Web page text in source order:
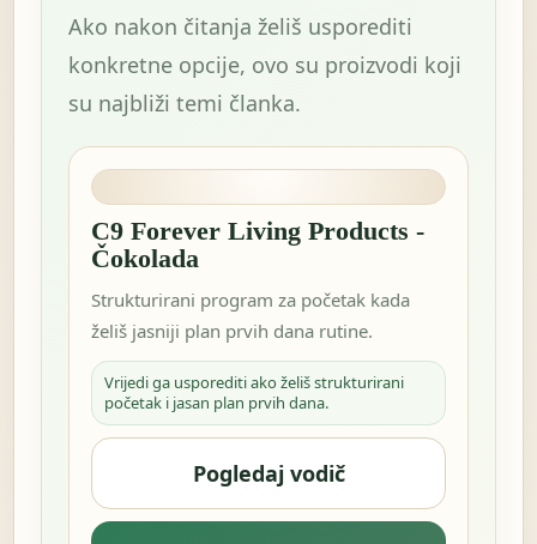
Ako nakon čitanja želiš usporediti
konkretne opcije, ovo su proizvodi koji
su najbliži temi članka.
C9 Forever Living Products -
Čokolada
Strukturirani program za početak kada
želiš jasniji plan prvih dana rutine.
Vrijedi ga usporediti ako želiš strukturirani
početak i jasan plan prvih dana.
Pogledaj vodič